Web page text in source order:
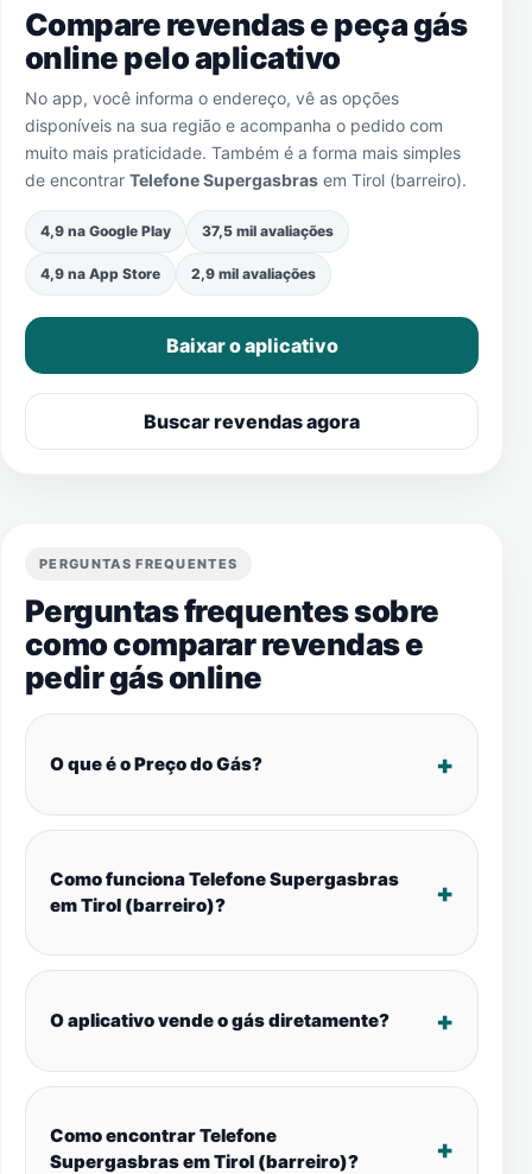
Compare revendas e peça gás
online pelo aplicativo
No app, você informa o endereço, vê as opções
disponíveis na sua região e acompanha o pedido com
muito mais praticidade. Também é a forma mais simples
de encontrar Telefone Supergasbras em Tirol (barreiro).
4,9 na Google Play 37,5 mil avaliações
4,9 na App Store 2,9 mil avaliações
Baixar o aplicativo
Buscar revendas agora
PERGUNTAS FREQUENTES
Perguntas frequentes sobre
como comparar revendas e
pedir gás online
O que é o Preço do Gás?
Como funciona Telefone Supergasbras
em Tirol (barreiro)?
O aplicativo vende o gás diretamente?
Como encontrar Telefone
Supergasbras em Tirol (barreiro)?